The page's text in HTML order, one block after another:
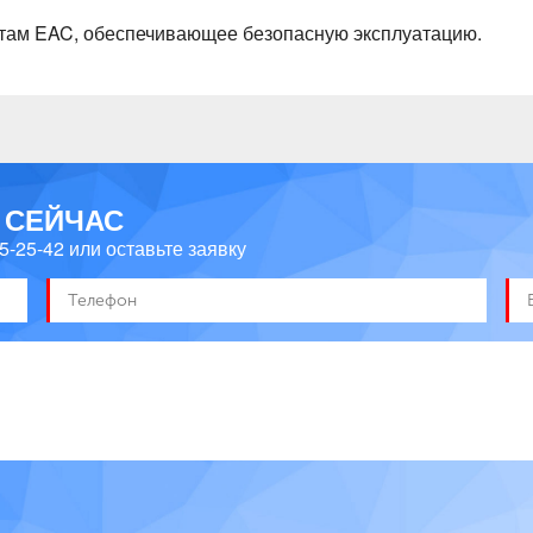
EAC, обеспечивающее безопасную эксплуатацию.
25-42 или оставьте заявку